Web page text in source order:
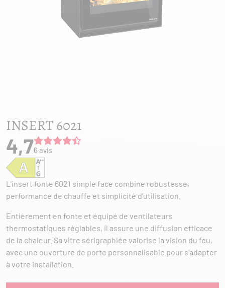
INSERT 6021
4,76 avis
L’insert fonte 6021 simple face combine robustesse,
performance de chauffe et simplicité d’utilisation.
Entièrement en fonte et équipé de ventilateurs
thermostatiques réglables, il assure une diffusion efficace
de la chaleur. Sa vitre sérigraphiée valorise la vision du feu,
avec une ouverture de porte personnalisable pour s’adapter
à votre installation.